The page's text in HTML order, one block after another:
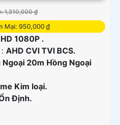
1,310,000 ₫
Mại: 950,000 ₫
1080P .
AHD CVI TVI BCS.
Ngoại 20m Hồng Ngoại
Kim loại.
Định.